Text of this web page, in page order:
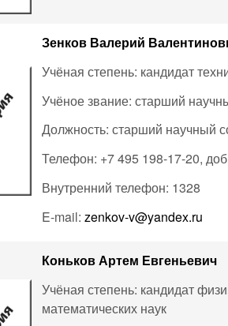
Зенков Валерий
Учёная степень: кандидат
Учёное звание: старший
Должность: старший научный
Телефон: +7 495 198-17-20,
Внутренний телефон: 1328
E-mail:zenkov-v@yandex.ru
Коньков Артем Евгеньевич
Учёная степень: кандидат
математических наук